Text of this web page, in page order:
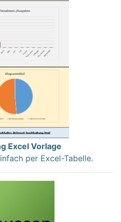
Excel Vorlage
per Excel-Tabelle.